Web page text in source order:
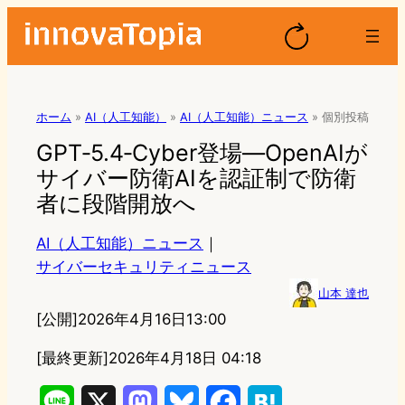
ホーム » AI（人工知能） » AI（人工知能）ニュース » 個別投稿
GPT‑5.4‑Cyber登場—OpenAIが
サイバー防衛AIを認証制で防衛
者に段階開放へ
AI（人工知能）ニュース ｜
サイバーセキュリティニュース
山本 達也
[公開]2026年4月16日13:00
[最終更新]2026年4月18日 04:18